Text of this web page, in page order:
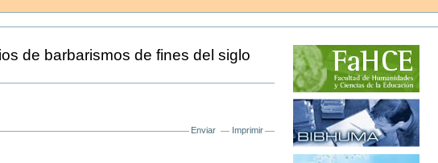
de barbarismos de fines del siglo
Enviar Imprimir